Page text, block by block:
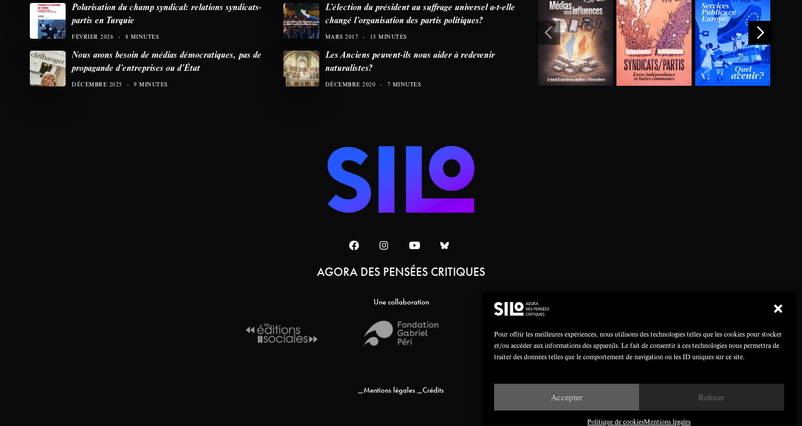
Pour offrir les meilleures expériences, nous utilisons des technologies telles que les cookies pour stocker
et/ou accéder aux informations des appareils. Le fait de consentir à ces technologies nous permettra de
traiter des données telles que le comportement de navigation ou les ID uniques sur ce site.
Accepter Refuser
Politique de cookiesMentions légales
Polarisation du champ syndical: relations syndicats-
partis en Turquie
FÉVRIER 2026 8 MINUTES
Nous avons besoin de médias démocratiques, pas de
propagande d’entreprises ou d’État
DÉCEMBRE 2025 9 MINUTES
L’élection du président au suffrage universel a-t-elle
changé l’organisation des partis politiques?
MARS 2017 15 MINUTES
Les Anciens peuvent-ils nous aider à redevenir
naturalistes?
DÉCEMBRE 2020 7 MINUTES
AGORA DES PENSÉES CRITIQUES
Une collaboration
Mentions légales Crédits